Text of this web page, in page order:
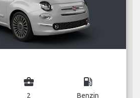
business_center
2
local_gas_station
Benzin